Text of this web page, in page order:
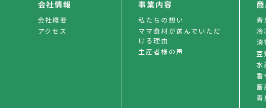
会社情報
会社概要
アクセス
事業内容
私たちの想い
ママ食材が選んでいただ
ける理由
生産者様の声
青
冷
漬
豆
水
香
畜
青